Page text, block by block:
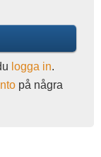
logga in.
på några